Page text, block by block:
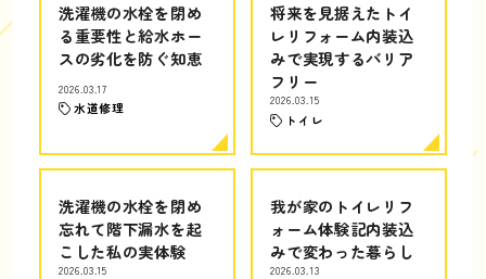
洗濯機の水栓を閉め
る重要性と給水ホー
スの劣化を防ぐ知恵
2026.03.17
水道修理
将来を見据えたトイ
レリフォーム内装込
みで実現するバリア
フリー
2026.03.15
トイレ
洗濯機の水栓を閉め
忘れて階下漏水を起
こした私の実体験
2026.03.15
我が家のトイレリフ
ォーム体験記内装込
みで変わった暮らし
2026.03.13